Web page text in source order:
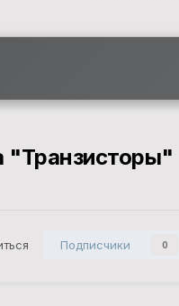
"Транзисторы"
Подписчики 0